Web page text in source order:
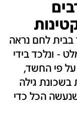
לחם נראה
- ונלכד בידי
על פי החשד,
בשכונת גילה
הכל כדי